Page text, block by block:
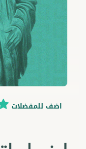
اضف للمفضلات